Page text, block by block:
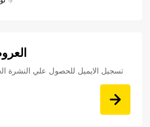
تسجيل الايميل للحصول علي النشرة